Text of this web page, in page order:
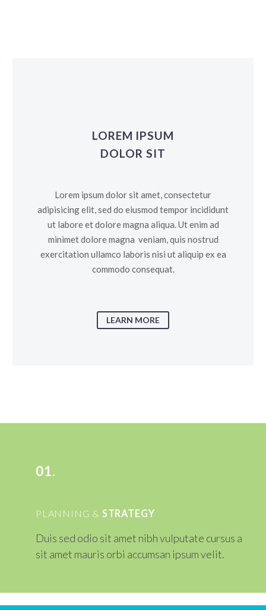
LOREM IPSUM
DOLOR SIT
Lorem ipsum dolor sit amet, consectetur
adipisicing elit, sed do eiusmod tempor incididunt
ut labore et dolore magna aliqua. Ut enim ad
minimet dolore magna veniam, quis nostrud
exercitation ullamco laboris nisi ut aliquip ex ea
commodo consequat.
LEARN MORE
01.
PLANNING & STRATEGY
Duis sed odio sit amet nibh vulputate cursus a
sit amet mauris orbi accumsan ipsum velit.